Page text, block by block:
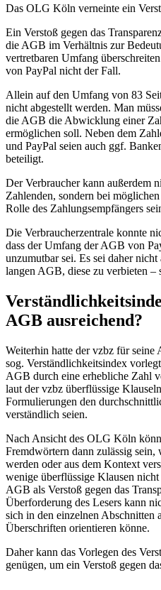
Das OLG Köln verneinte ein
Ein Verstoß gegen das
die AGB im Verhältnis zur
vertretbaren Umfang
von PayPal nicht der Fall.
Allein auf den Umfang von 83
nicht abgestellt werden. Man
die AGB die Abwicklung einer
ermöglichen soll. Neben dem
und PayPal seien auch ggf.
beteiligt.
Der Verbraucher kann außerdem
Zahlenden, sondern bei
Rolle des Zahlungsempfängers
Die Verbraucherzentrale konnte
dass der Umfang der AGB von
unzumutbar sei. Es sei daher
langen AGB, diese zu verbieten
AGB ausreichend?
Weiterhin hatte der vzbz für seine
sog. Verständlichkeitsindex
AGB durch eine erhebliche Zahl
laut der vzbz überflüssige
Formulierungen den
verständlich seien.
Nach Ansicht des OLG Köln
Fremdwörtern dann zulässig sein,
werden oder aus dem Kontext
wenige überflüssige Klausen
AGB als Verstoß gegen das
Überforderung des Lesers kann
sich in den einzelnen Abschnitten
Überschriften orientieren könne.
Daher kann das Vorlegen des
genügen, um ein Verstoß gegen